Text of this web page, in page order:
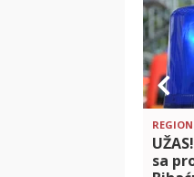
REGION
sa